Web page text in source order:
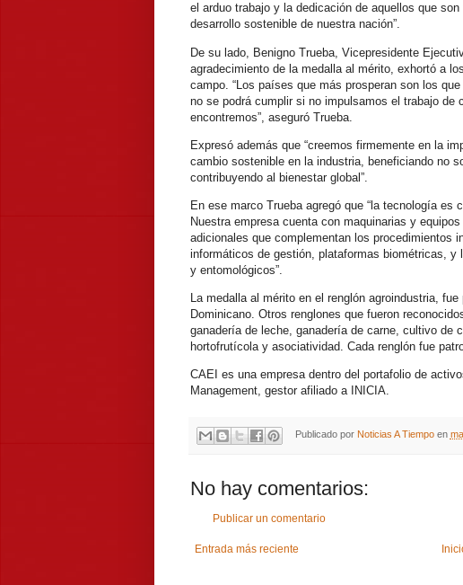
el arduo trabajo y la dedicación de aquellos que
desarrollo sostenible de nuestra nación”.
De su lado, Benigno Trueba, Vicepresidente
agradecimiento de la medalla al mérito, exhortó a
campo. “Los países que más prosperan son los
no se podrá cumplir si no impulsamos el trabajo de
encontremos”, aseguró Trueba.
Expresó además que “creemos firmemente en la
cambio sostenible en la industria, beneficiando no
contribuyendo al bienestar global”.
En ese marco Trueba agregó que “la tecnología
Nuestra empresa cuenta con maquinarias y
adicionales que complementan los procedimientos
informáticos de gestión, plataformas biométricas,
y entomológicos”.
La medalla al mérito en el renglón agroindustria,
Dominicano. Otros renglones que fueron
ganadería de leche, ganadería de carne, cultivo de
hortofrutícola y asociatividad. Cada renglón fue
CAEI es una empresa dentro del portafolio de
Management, gestor afiliado a INICIA.
Publicado por Noticias A Tiempo en
No hay comentarios:
Publicar un comentario
Entrada más reciente